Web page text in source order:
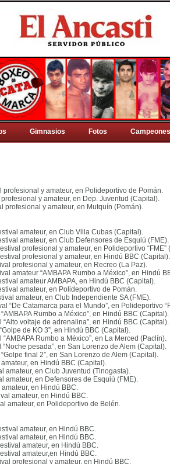
Gimnasios Fotos Campeones
profesional y amateur, en Polideportivo de Pomán.
profesional y amateur, en Dep. Juventud (Capital).
profesional y amateur, en Mutquín (Pomán).
amateur, en Club Villa Cubas (Capital).
amateur, en Club Defensores de Esquiú (FME).
profesional y amateur, en Polideportivo “FME”
profesional y amateur, en Hindú BBC (Capital).
profesional y amateur, en Recreo (La Paz).
amateur “AMBAPA Rumbo a México”, en Hindú
amateur AMBAPA, en Hindú BBC (Capital).
amateur, en Polideportivo de Pomán.
amateur, en Club Independiente SA (FME).
“De Catamarca para el Mundo”, en Polideportivo
Rumbo a México”, en Hindú BBC (Capital).
“Alto voltaje de adrenalina”, en Hindú BBC (Capital).
de KO 3”, en Hindú BBC (Capital).
“AMBAPA Rumbo a México”, en La Merced (Paclín).
“Noche pesada”, en San Lorenzo de Alem (Capital).
final 2”, en San Lorenzo de Alem (Capital).
amateur, en Hindú BBC (Capital).
amateur, en Club Juventud (Tinogasta).
amateur, en Defensores de Esquiú (FME).
amateur, en Hindú BBC.
amateur, en Hindú BBC.
amateur, en Polideportivo de Belén.
amateur, en Hindú BBC.
amateur, en Hindú BBC.
amateur, en Hindú BBC.
amateur,en Hindú BBC.
profesional y amateur, en Hindú BBC.